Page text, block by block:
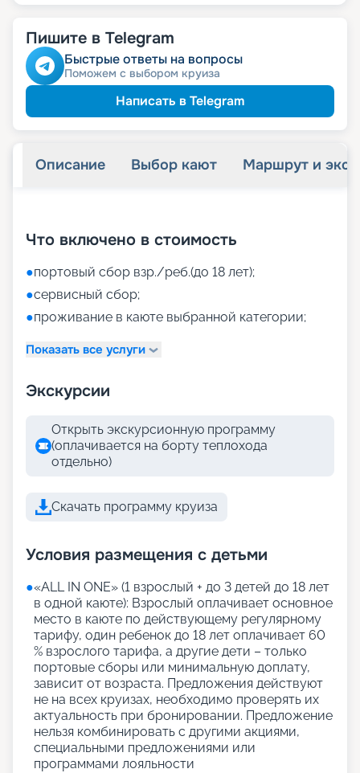
Пишите в Telegram
Быстрые ответы на вопросы
Поможем с выбором круиза
Написать в Telegram
Описание Выбор кают Маршрут и
Что включено в стоимость
●портовый сбор взр./реб.(до 18 лет);
●сервисный сбор;
●проживание в каюте выбранной категории;
Показать все услуги
Экскурсии
Открыть экскурсионную программу
(оплачивается на борту теплохода
отдельно)
Скачать программу круиза
Условия размещения с детьми
●«АLL IN ONE» (1 взрослый + до 3 детей до 18 лет
в одной каюте): Взрослый оплачивает основное
место в каюте по действующему регулярному
тарифу, один ребенок до 18 лет оплачивает 60
% взрослого тарифа, а другие дети – только
портовые сборы или минимальную доплату,
зависит от возраста. Предложения действуют
не на всех круизах, необходимо проверять их
актуальность при бронировании. Предложение
нельзя комбинировать с другими акциями,
специальными предложениями или
программами лояльности